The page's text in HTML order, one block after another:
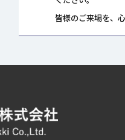
皆様のご来場を、